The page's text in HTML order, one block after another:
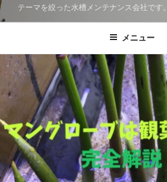
テーマを絞った水槽メンテナンス会社です。
メニュー